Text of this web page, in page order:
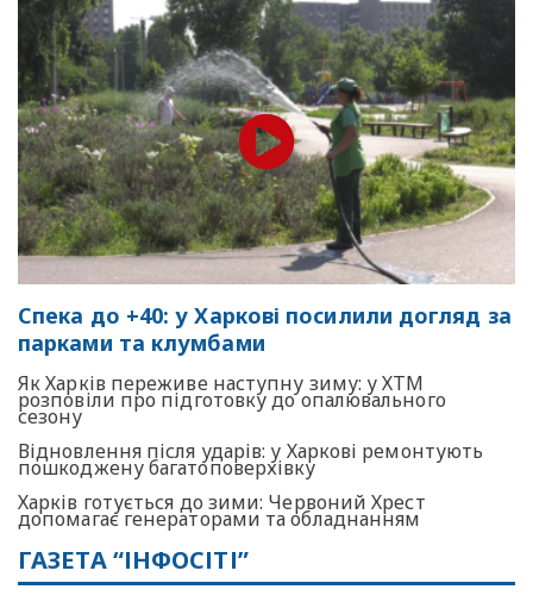
Спека до +40: у Харкові посилили догляд за
парками та клумбами
Як Харків переживе наступну зиму: у ХТМ
розповіли про підготовку до опалювального
сезону
Відновлення після ударів: у Харкові ремонтують
пошкоджену багатоповерхівку
Харків готується до зими: Червоний Хрест
допомагає генераторами та обладнанням
ГАЗЕТА “ІНФОСІТІ”